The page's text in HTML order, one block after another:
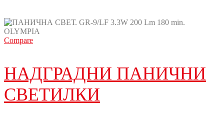
Compare
НАДГРАДНИ ПАНИЧНИ
СВЕТИЛКИ